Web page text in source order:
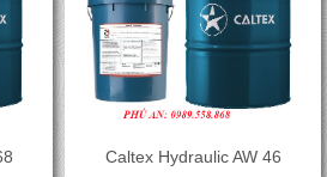
Caltex Hydraulic AW 46